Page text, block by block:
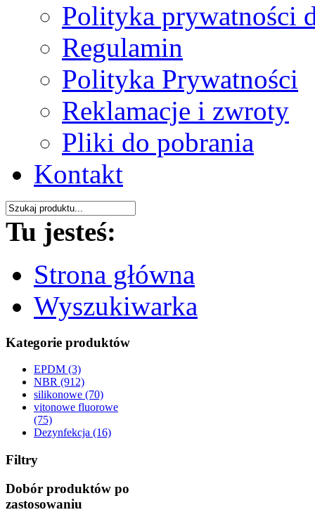
Polityka prywatności
Regulamin
Polityka Prywatności
Reklamacje i zwroty
Pliki do pobrania
Kontakt
Tu jesteś:
Strona główna
Wyszukiwarka
Kategorie produktów
EPDM (3)
NBR (912)
silikonowe (70)
vitonowe fluorowe
(75)
Dezynfekcja (16)
Filtry
Dobór produktów po
zastosowaniu